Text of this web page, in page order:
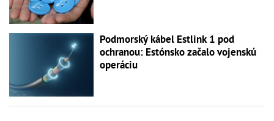
Podmorský kábel Estlink 1 pod
ochranou: Estónsko začalo vojenskú
operáciu